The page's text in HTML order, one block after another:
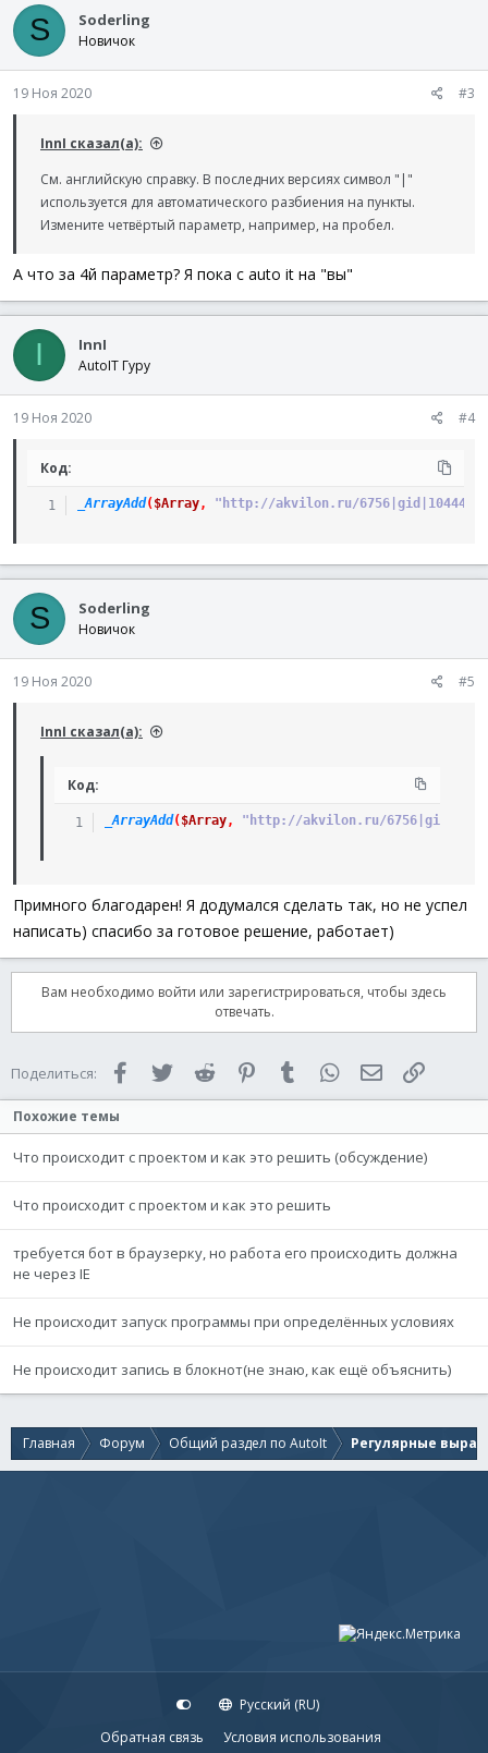
S Soderling
Новичок
19 Ноя 2020 #3
InnI сказал(а):
См. английскую справку. В последних версиях символ "|"
используется для автоматического разбиения на пункты.
Измените четвёртый параметр, например, на пробел.
А что за 4й параметр? Я пока с auto it на "вы"
I InnI
AutoIT Гуру
19 Ноя 2020 #4
Код:
_ArrayAdd($Array, "http://akvilon.ru/
S Soderling
Новичок
19 Ноя 2020 #5
InnI сказал(а):
Код:
_ArrayAdd($Array, "http://akvilon.ru/
Примного благодарен! Я додумался сделать так, но не успел
написать) спасибо за готовое решение, работает)
Вам необходимо войти или зарегистрироваться, чтобы здесь
отвечать.
Поделиться: FacebookTwitter Reddit PinterestTumblr WhatsAppЭлектронная
Похожие темы
Что происходит с проектом и как это решить (обсуждение)
Что происходит с проектом и как это решить
требуется бот в браузерку, но работа его происходить должна
не через IE
Не происходит запуск программы при определённых условиях
Не происходит запись в блокнот(не знаю, как ещё объяснить)
Главная Форум Общий раздел по AutoIt Регулярные
Русский (RU)
Обратная связь
Условия использования